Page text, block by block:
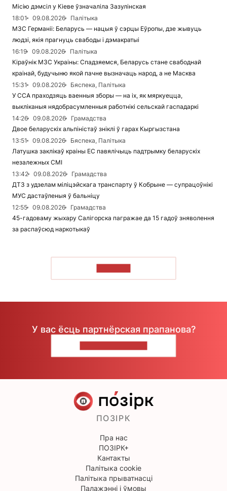
Місію дэмсіл у Кіеве ўзначаліла Зазулінская
18:01
09.08.2026
Палітыка
МЗС Германіі: Беларусь — нацыя ў сэрцы Еўропы, дзе жывуць
людзі, якія прагнуць свабоды і дэмакратыі
16:19
09.08.2026
Палітыка
Кіраўнік МЗС Украіны: Спадзяемся, Беларусь стане свабоднай
краінай, будучыню якой пачне вызначаць народ, а не Масква
15:31
09.08.2026
Бяспека, Палітыка
У ССА праходзяць ваенныя зборы — на іх, як мяркуецца,
выкліканыя нядобрасумленныя работнікі сельскай гаспадаркі
14:26
09.08.2026
Грамадства
Двое беларускіх альпіністаў зніклі ў гарах Кыргызстана
13:51
09.08.2026
Бяспека, Палітыка
Латушка заклікаў краіны ЕС павялічыць падтрымку беларускіх
незалежных СМІ
13:42
09.08.2026
Грамадства
ДТЗ з удзелам міліцэйскага транспарту ў Кобрыне — супрацоўнікі
МУС дастаўленыя ў бальніцу
12:55
09.08.2026
Грамадства
45-гадоваму жыхару Салігорска пагражае да 15 гадоў зняволення
за распаўсюд наркотыкаў
У вас ёсць партнёрская прапанова?
ПОЗІРК
Пра нас
ПОЗІРК+
Кантакты
Палітыка cookie
Палітыка прыватнасці
Палажэнні і ўмовы